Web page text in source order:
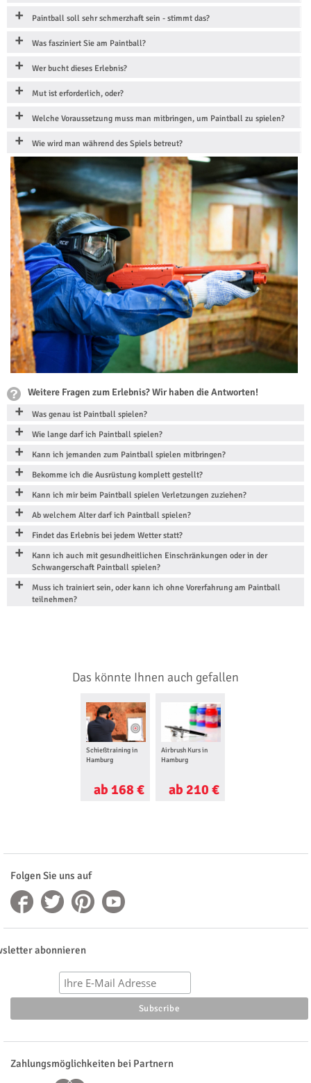
Paintball soll sehr schmerzhaft sein - stimmt das?
Was fasziniert Sie am Paintball?
Wer bucht dieses Erlebnis?
Mut ist erforderlich, oder?
Welche Voraussetzung muss man mitbringen, um Paintball zu spielen?
Wie wird man während des Spiels betreut?
Weitere Fragen zum Erlebnis? Wir haben die Antworten!
Was genau ist Paintball spielen?
Wie lange darf ich Paintball spielen?
Kann ich jemanden zum Paintball spielen mitbringen?
Bekomme ich die Ausrüstung komplett gestellt?
Kann ich mir beim Paintball spielen Verletzungen zuziehen?
Ab welchem Alter darf ich Paintball spielen?
Findet das Erlebnis bei jedem Wetter statt?
Kann ich auch mit gesundheitlichen Einschränkungen oder in der
Schwangerschaft Paintball spielen?
Muss ich trainiert sein, oder kann ich ohne Vorerfahrung am Paintball
teilnehmen?
Das könnte Ihnen auch gefallen
Schießtraining in
Hamburg
ab 168 €
Airbrush Kurs in
Hamburg
ab 210 €
Folgen Sie uns auf
abonnieren
Zahlungsmöglichkeiten bei Partnern